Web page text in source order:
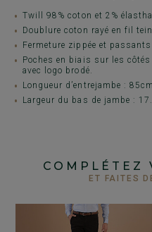
Twill 98% coton et 2%
Doublure coton rayé en fil
Fermeture zippée et
Poches en biais sur les
avec logo brodé.
Longueur d’entrejambe :
Largeur du bas de jambe :
COMPLÉTEZ
ET FAITES